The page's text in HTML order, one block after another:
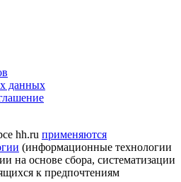
данных
hh.ru применяются
(информационные технологии
на основе сбора, систематизации
к предпочтениям